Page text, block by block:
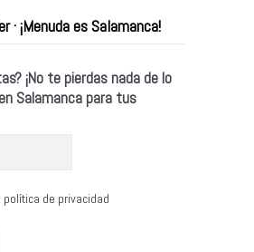
· ¡Menuda es Salamanca!
¡No te pierdas nada de lo
Salamanca para tus
política de privacidad